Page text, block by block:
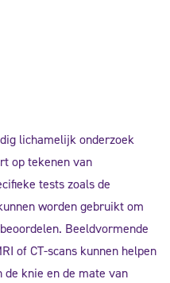
lichamelijk onderzoek
op tekenen van
tests zoals de
worden gebruikt om
Beeldvormende
of CT-scans kunnen helpen
knie en de mate van